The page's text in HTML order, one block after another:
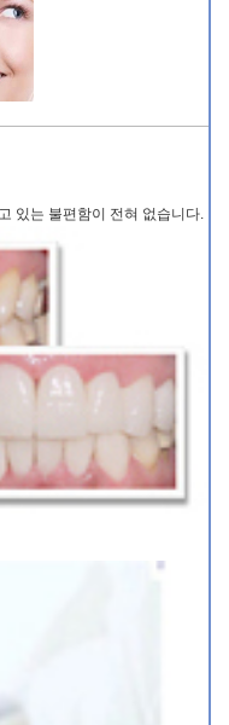
있는 불편함이 전혀 없습니다.